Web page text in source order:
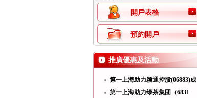
開戶表格
預約開戶
推廣優惠及活動
第一上海助力颖通控股(06883)成
功
第一上海助力绿茶集团（6831